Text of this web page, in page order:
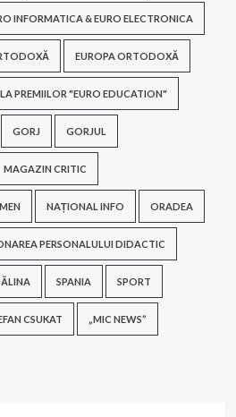
INFORMATICA & EURO ELECTRONICA
EUROPA ORTODOXĂ
PREMIILOR "EURO EDUCATION"
GORJ GORJUL
MAGAZIN CRITIC
MEN NAȚIONAL INFO ORADEA
PERSONALULUI DIDACTIC
SPANIA SPORT
CSUKAT „MIC NEWS”